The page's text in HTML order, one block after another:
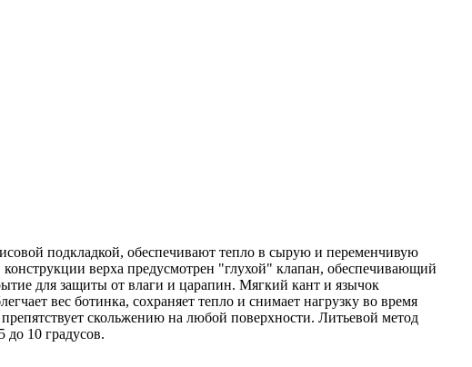
подкладкой, обеспечивают тепло в сырую и переменчивую
верха предусмотрен "глухой" клапан, обеспечивающий
для защиты от влаги и царапин. Мягкий кант и язычок
вес ботинка, сохраняет тепло и снимает нагрузку во время
скольжению на любой поверхности. Литьевой метод
10 градусов.